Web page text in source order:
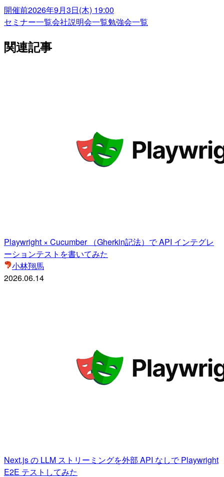
開催前2026年9月3日(木) 19:00
セミナー一覧会社説明会一覧勉強会一覧
関連記事
Playwright × Cucumber （Gherkin記法）で API インテグレ
ーションテストを書いてみた
小林翔馬
2026.06.14
Next.js の LLM ストリーミングを外部 API なしで Playwright
E2E テストしてみた